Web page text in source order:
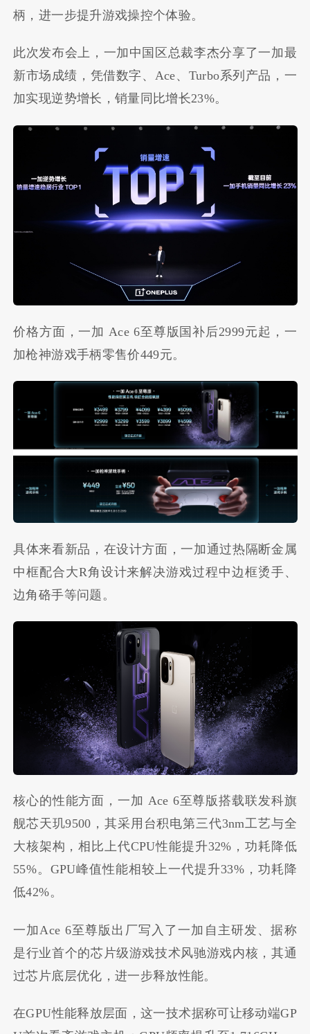
柄，进一步提升游戏操控个体验。
此次发布会上，一加中国区总裁李杰分享了一加最
新市场成绩，凭借数字、Ace、Turbo系列产品，一
加实现逆势增长，销量同比增长23%。
价格方面，一加 Ace 6至尊版国补后2999元起，一
加枪神游戏手柄零售价449元。
具体来看新品，在设计方面，一加通过热隔断金属
中框配合大R角设计来解决游戏过程中边框烫手、
边角硌手等问题。
核心的性能方面，一加 Ace 6至尊版搭载联发科旗
舰芯天玑9500，其采用台积电第三代3nm工艺与全
大核架构，相比上代CPU性能提升32%，功耗降低
55%。GPU峰值性能相较上一代提升33%，功耗降
低42%。
一加Ace 6至尊版出厂写入了一加自主研发、据称
是行业首个的芯片级游戏技术风驰游戏内核，其通
过芯片底层优化，进一步释放性能。
在GPU性能释放层面，这一技术据称可让移动端GP